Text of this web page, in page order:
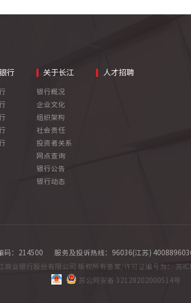
行 关于长江
银行概况
企业文化
组织架构
社会责任
投资者关系
网点查询
银行公告
银行动态
人才招聘
码：214500 服务及投诉热线：96036(江苏)
业银行股份有限公司 版权所有备案/许可证编号为：
苏
苏公网安备 32128202000514号